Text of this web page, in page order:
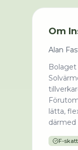
Om
Alan
lätta,
därmed
F-skatt